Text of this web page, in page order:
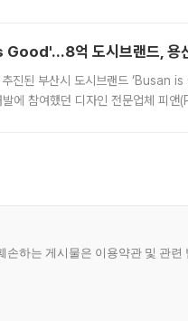
억 도시브랜드, 용
진된 부산시 도시브랜드 ‘Busan
에 참여했던 디자인 전문업체 피